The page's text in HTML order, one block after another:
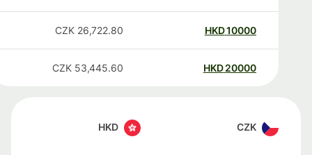
10000
HKD
26,722.80
CZK
20000
HKD
53,445.60
CZK
CZK
HKD